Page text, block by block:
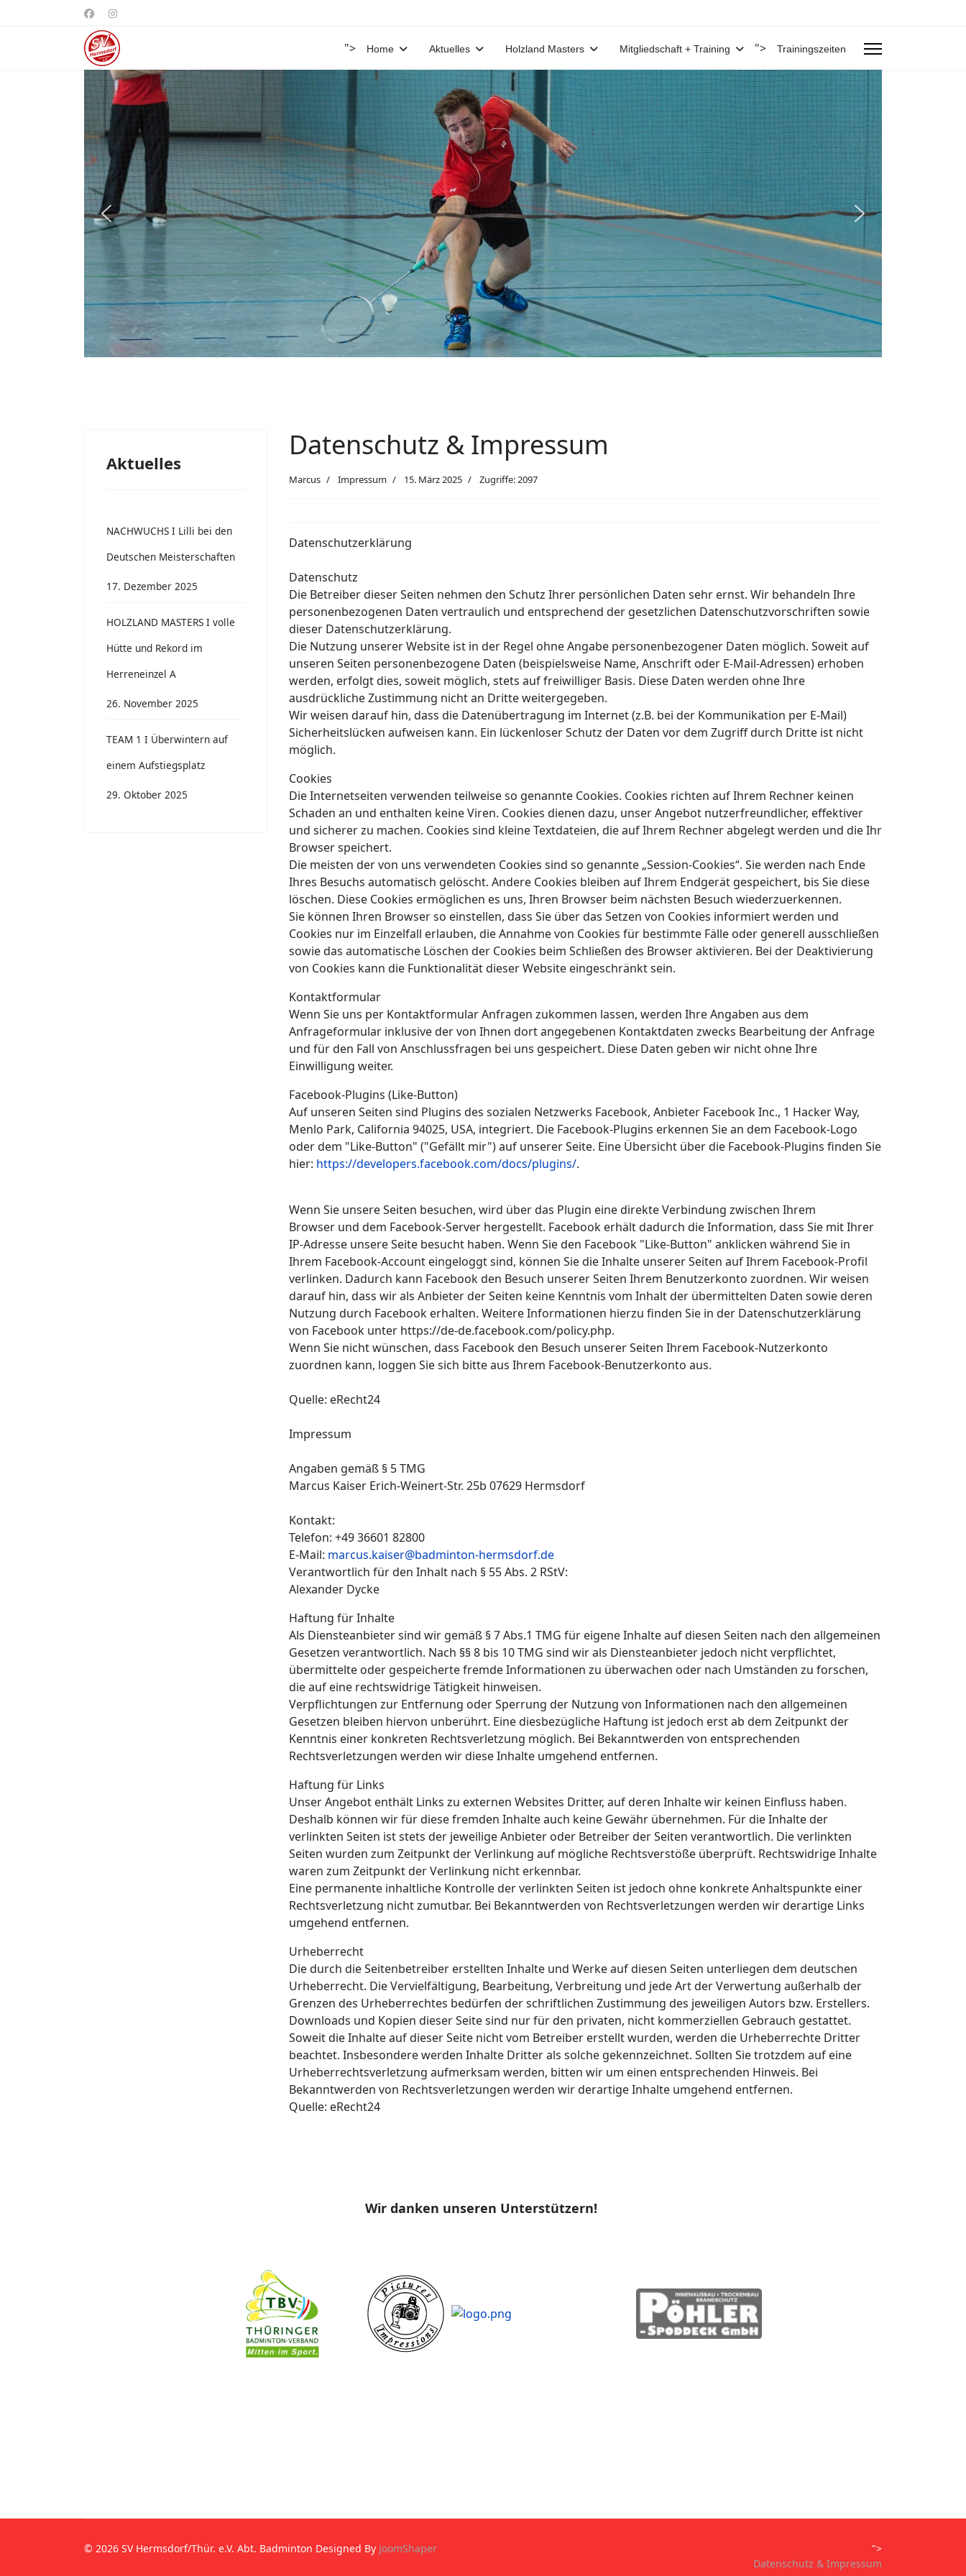
"> Home Aktuelles Holzland Masters Mitgliedschaft + Training "> Trainingszeiten
Aktuelles
NACHWUCHS I Lilli bei den
Deutschen Meisterschaften
17. Dezember 2025
HOLZLAND MASTERS I volle
Hütte und Rekord im
Herreneinzel A
26. November 2025
TEAM 1 I Überwintern auf
einem Aufstiegsplatz
29. Oktober 2025
Datenschutz & Impressum
Marcus Impressum 15. März 2025 Zugriffe: 2097
Datenschutzerklärung
Datenschutz
Die Betreiber dieser Seiten nehmen den Schutz Ihrer persönlichen Daten sehr ernst. Wir behandeln Ihre
personenbezogenen Daten vertraulich und entsprechend der gesetzlichen Datenschutzvorschriften sowie
dieser Datenschutzerklärung.
Die Nutzung unserer Website ist in der Regel ohne Angabe personenbezogener Daten möglich. Soweit auf
unseren Seiten personenbezogene Daten (beispielsweise Name, Anschrift oder E-Mail-Adressen) erhoben
werden, erfolgt dies, soweit möglich, stets auf freiwilliger Basis. Diese Daten werden ohne Ihre
ausdrückliche Zustimmung nicht an Dritte weitergegeben.
Wir weisen darauf hin, dass die Datenübertragung im Internet (z.B. bei der Kommunikation per E-Mail)
Sicherheitslücken aufweisen kann. Ein lückenloser Schutz der Daten vor dem Zugriff durch Dritte ist nicht
möglich.
Cookies
Die Internetseiten verwenden teilweise so genannte Cookies. Cookies richten auf Ihrem Rechner keinen
Schaden an und enthalten keine Viren. Cookies dienen dazu, unser Angebot nutzerfreundlicher, effektiver
und sicherer zu machen. Cookies sind kleine Textdateien, die auf Ihrem Rechner abgelegt werden und die Ihr
Browser speichert.
Die meisten der von uns verwendeten Cookies sind so genannte „Session-Cookies“. Sie werden nach Ende
Ihres Besuchs automatisch gelöscht. Andere Cookies bleiben auf Ihrem Endgerät gespeichert, bis Sie diese
löschen. Diese Cookies ermöglichen es uns, Ihren Browser beim nächsten Besuch wiederzuerkennen.
Sie können Ihren Browser so einstellen, dass Sie über das Setzen von Cookies informiert werden und
Cookies nur im Einzelfall erlauben, die Annahme von Cookies für bestimmte Fälle oder generell ausschließen
sowie das automatische Löschen der Cookies beim Schließen des Browser aktivieren. Bei der Deaktivierung
von Cookies kann die Funktionalität dieser Website eingeschränkt sein.
Kontaktformular
Wenn Sie uns per Kontaktformular Anfragen zukommen lassen, werden Ihre Angaben aus dem
Anfrageformular inklusive der von Ihnen dort angegebenen Kontaktdaten zwecks Bearbeitung der Anfrage
und für den Fall von Anschlussfragen bei uns gespeichert. Diese Daten geben wir nicht ohne Ihre
Einwilligung weiter.
Facebook-Plugins (Like-Button)
Auf unseren Seiten sind Plugins des sozialen Netzwerks Facebook, Anbieter Facebook Inc., 1 Hacker Way,
Menlo Park, California 94025, USA, integriert. Die Facebook-Plugins erkennen Sie an dem Facebook-Logo
oder dem "Like-Button" ("Gefällt mir") auf unserer Seite. Eine Übersicht über die Facebook-Plugins finden Sie
hier: https://developers.facebook.com/docs/plugins/.
Wenn Sie unsere Seiten besuchen, wird über das Plugin eine direkte Verbindung zwischen Ihrem
Browser und dem Facebook-Server hergestellt. Facebook erhält dadurch die Information, dass Sie mit Ihrer
IP-Adresse unsere Seite besucht haben. Wenn Sie den Facebook "Like-Button" anklicken während Sie in
Ihrem Facebook-Account eingeloggt sind, können Sie die Inhalte unserer Seiten auf Ihrem Facebook-Profil
verlinken. Dadurch kann Facebook den Besuch unserer Seiten Ihrem Benutzerkonto zuordnen. Wir weisen
darauf hin, dass wir als Anbieter der Seiten keine Kenntnis vom Inhalt der übermittelten Daten sowie deren
Nutzung durch Facebook erhalten. Weitere Informationen hierzu finden Sie in der Datenschutzerklärung
von Facebook unter https://de-de.facebook.com/policy.php.
Wenn Sie nicht wünschen, dass Facebook den Besuch unserer Seiten Ihrem Facebook-Nutzerkonto
zuordnen kann, loggen Sie sich bitte aus Ihrem Facebook-Benutzerkonto aus.
Quelle: eRecht24
Impressum
Angaben gemäß § 5 TMG
Marcus Kaiser Erich-Weinert-Str. 25b 07629 Hermsdorf
Kontakt:
Telefon: +49 36601 82800
E-Mail: marcus.kaiser@badminton-hermsdorf.de
Verantwortlich für den Inhalt nach § 55 Abs. 2 RStV:
Alexander Dycke
Haftung für Inhalte
Als Diensteanbieter sind wir gemäß § 7 Abs.1 TMG für eigene Inhalte auf diesen Seiten nach den allgemeinen
Gesetzen verantwortlich. Nach §§ 8 bis 10 TMG sind wir als Diensteanbieter jedoch nicht verpflichtet,
übermittelte oder gespeicherte fremde Informationen zu überwachen oder nach Umständen zu forschen,
die auf eine rechtswidrige Tätigkeit hinweisen.
Verpflichtungen zur Entfernung oder Sperrung der Nutzung von Informationen nach den allgemeinen
Gesetzen bleiben hiervon unberührt. Eine diesbezügliche Haftung ist jedoch erst ab dem Zeitpunkt der
Kenntnis einer konkreten Rechtsverletzung möglich. Bei Bekanntwerden von entsprechenden
Rechtsverletzungen werden wir diese Inhalte umgehend entfernen.
Haftung für Links
Unser Angebot enthält Links zu externen Websites Dritter, auf deren Inhalte wir keinen Einfluss haben.
Deshalb können wir für diese fremden Inhalte auch keine Gewähr übernehmen. Für die Inhalte der
verlinkten Seiten ist stets der jeweilige Anbieter oder Betreiber der Seiten verantwortlich. Die verlinkten
Seiten wurden zum Zeitpunkt der Verlinkung auf mögliche Rechtsverstöße überprüft. Rechtswidrige Inhalte
waren zum Zeitpunkt der Verlinkung nicht erkennbar.
Eine permanente inhaltliche Kontrolle der verlinkten Seiten ist jedoch ohne konkrete Anhaltspunkte einer
Rechtsverletzung nicht zumutbar. Bei Bekanntwerden von Rechtsverletzungen werden wir derartige Links
umgehend entfernen.
Urheberrecht
Die durch die Seitenbetreiber erstellten Inhalte und Werke auf diesen Seiten unterliegen dem deutschen
Urheberrecht. Die Vervielfältigung, Bearbeitung, Verbreitung und jede Art der Verwertung außerhalb der
Grenzen des Urheberrechtes bedürfen der schriftlichen Zustimmung des jeweiligen Autors bzw. Erstellers.
Downloads und Kopien dieser Seite sind nur für den privaten, nicht kommerziellen Gebrauch gestattet.
Soweit die Inhalte auf dieser Seite nicht vom Betreiber erstellt wurden, werden die Urheberrechte Dritter
beachtet. Insbesondere werden Inhalte Dritter als solche gekennzeichnet. Sollten Sie trotzdem auf eine
Urheberrechtsverletzung aufmerksam werden, bitten wir um einen entsprechenden Hinweis. Bei
Bekanntwerden von Rechtsverletzungen werden wir derartige Inhalte umgehend entfernen.
Quelle: eRecht24
Wir danken unseren Unterstützern!
© 2026 SV Hermsdorf/Thür. e.V. Abt. Badminton Designed By JoomShaper
">
Datenschutz & Impressum